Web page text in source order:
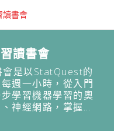
讀書會
讀書會
是以StatQuest的
週一小時，從入門
學習機器學習的奧
神經網路，掌握大